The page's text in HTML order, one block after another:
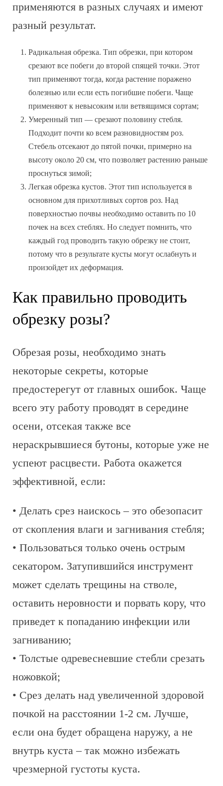
применяются в разных случаях и имеют
разный результат.
Радикальная обрезка. Тип обрезки, при котором
срезают все побеги до второй спящей точки. Этот
тип применяют тогда, когда растение поражено
болезнью или если есть погибшие побеги. Чаще
применяют к невысоким или ветвящимся сортам;
Умеренный тип — срезают половину стебля.
Подходит почти ко всем разновидностям роз.
Стебель отсекают до пятой почки, примерно на
высоту около 20 см, что позволяет растению раньше
проснуться зимой;
Легкая обрезка кустов. Этот тип используется в
основном для прихотливых сортов роз. Над
поверхностью почвы необходимо оставить по 10
почек на всех стеблях. Но следует помнить, что
каждый год проводить такую обрезку не стоит,
потому что в результате кусты могут ослабнуть и
произойдет их деформация.
Как правильно проводить
обрезку розы?
Обрезая розы, необходимо знать
некоторые секреты, которые
предостерегут от главных ошибок. Чаще
всего эту работу проводят в середине
осени, отсекая также все
нераскрывшиеся бутоны, которые уже не
успеют расцвести. Работа окажется
эффективной, если:
• Делать срез наискось – это обезопасит
от скопления влаги и загнивания стебля;
• Пользоваться только очень острым
секатором. Затупившийся инструмент
может сделать трещины на стволе,
оставить неровности и порвать кору, что
приведет к попаданию инфекции или
загниванию;
• Толстые одревесневшие стебли срезать
ножовкой;
• Срез делать над увеличенной здоровой
почкой на расстоянии 1-2 см. Лучше,
если она будет обращена наружу, а не
внутрь куста – так можно избежать
чрезмерной густоты куста.